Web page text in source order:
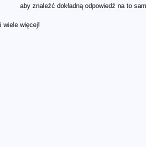
aby znaleźć dokładną odpowiedź na to
i wiele więcej!